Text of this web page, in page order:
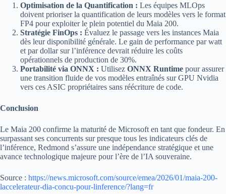
Optimisation de la Quantification : Les équipes MLOps
doivent prioriser la quantification de leurs modèles vers le format
FP4 pour exploiter le plein potentiel du Maia 200.
Stratégie FinOps : Évaluez le passage vers les instances Maia
dès leur disponibilité générale. Le gain de performance par watt
et par dollar sur l’inférence devrait réduire les coûts
opérationnels de production de 30%.
Portabilité via ONNX : Utilisez ONNX Runtime pour assurer
une transition fluide de vos modèles entraînés sur GPU Nvidia
vers ces ASIC propriétaires sans réécriture de code.
Conclusion
Le Maia 200 confirme la maturité de Microsoft en tant que fondeur. En
surpassant ses concurrents sur presque tous les indicateurs clés de
l’inférence, Redmond s’assure une indépendance stratégique et une
avance technologique majeure pour l’ère de l’IA souveraine.
Source : https://news.microsoft.com/source/emea/2026/01/maia-200-
laccelerateur-dia-concu-pour-linference/?lang=fr